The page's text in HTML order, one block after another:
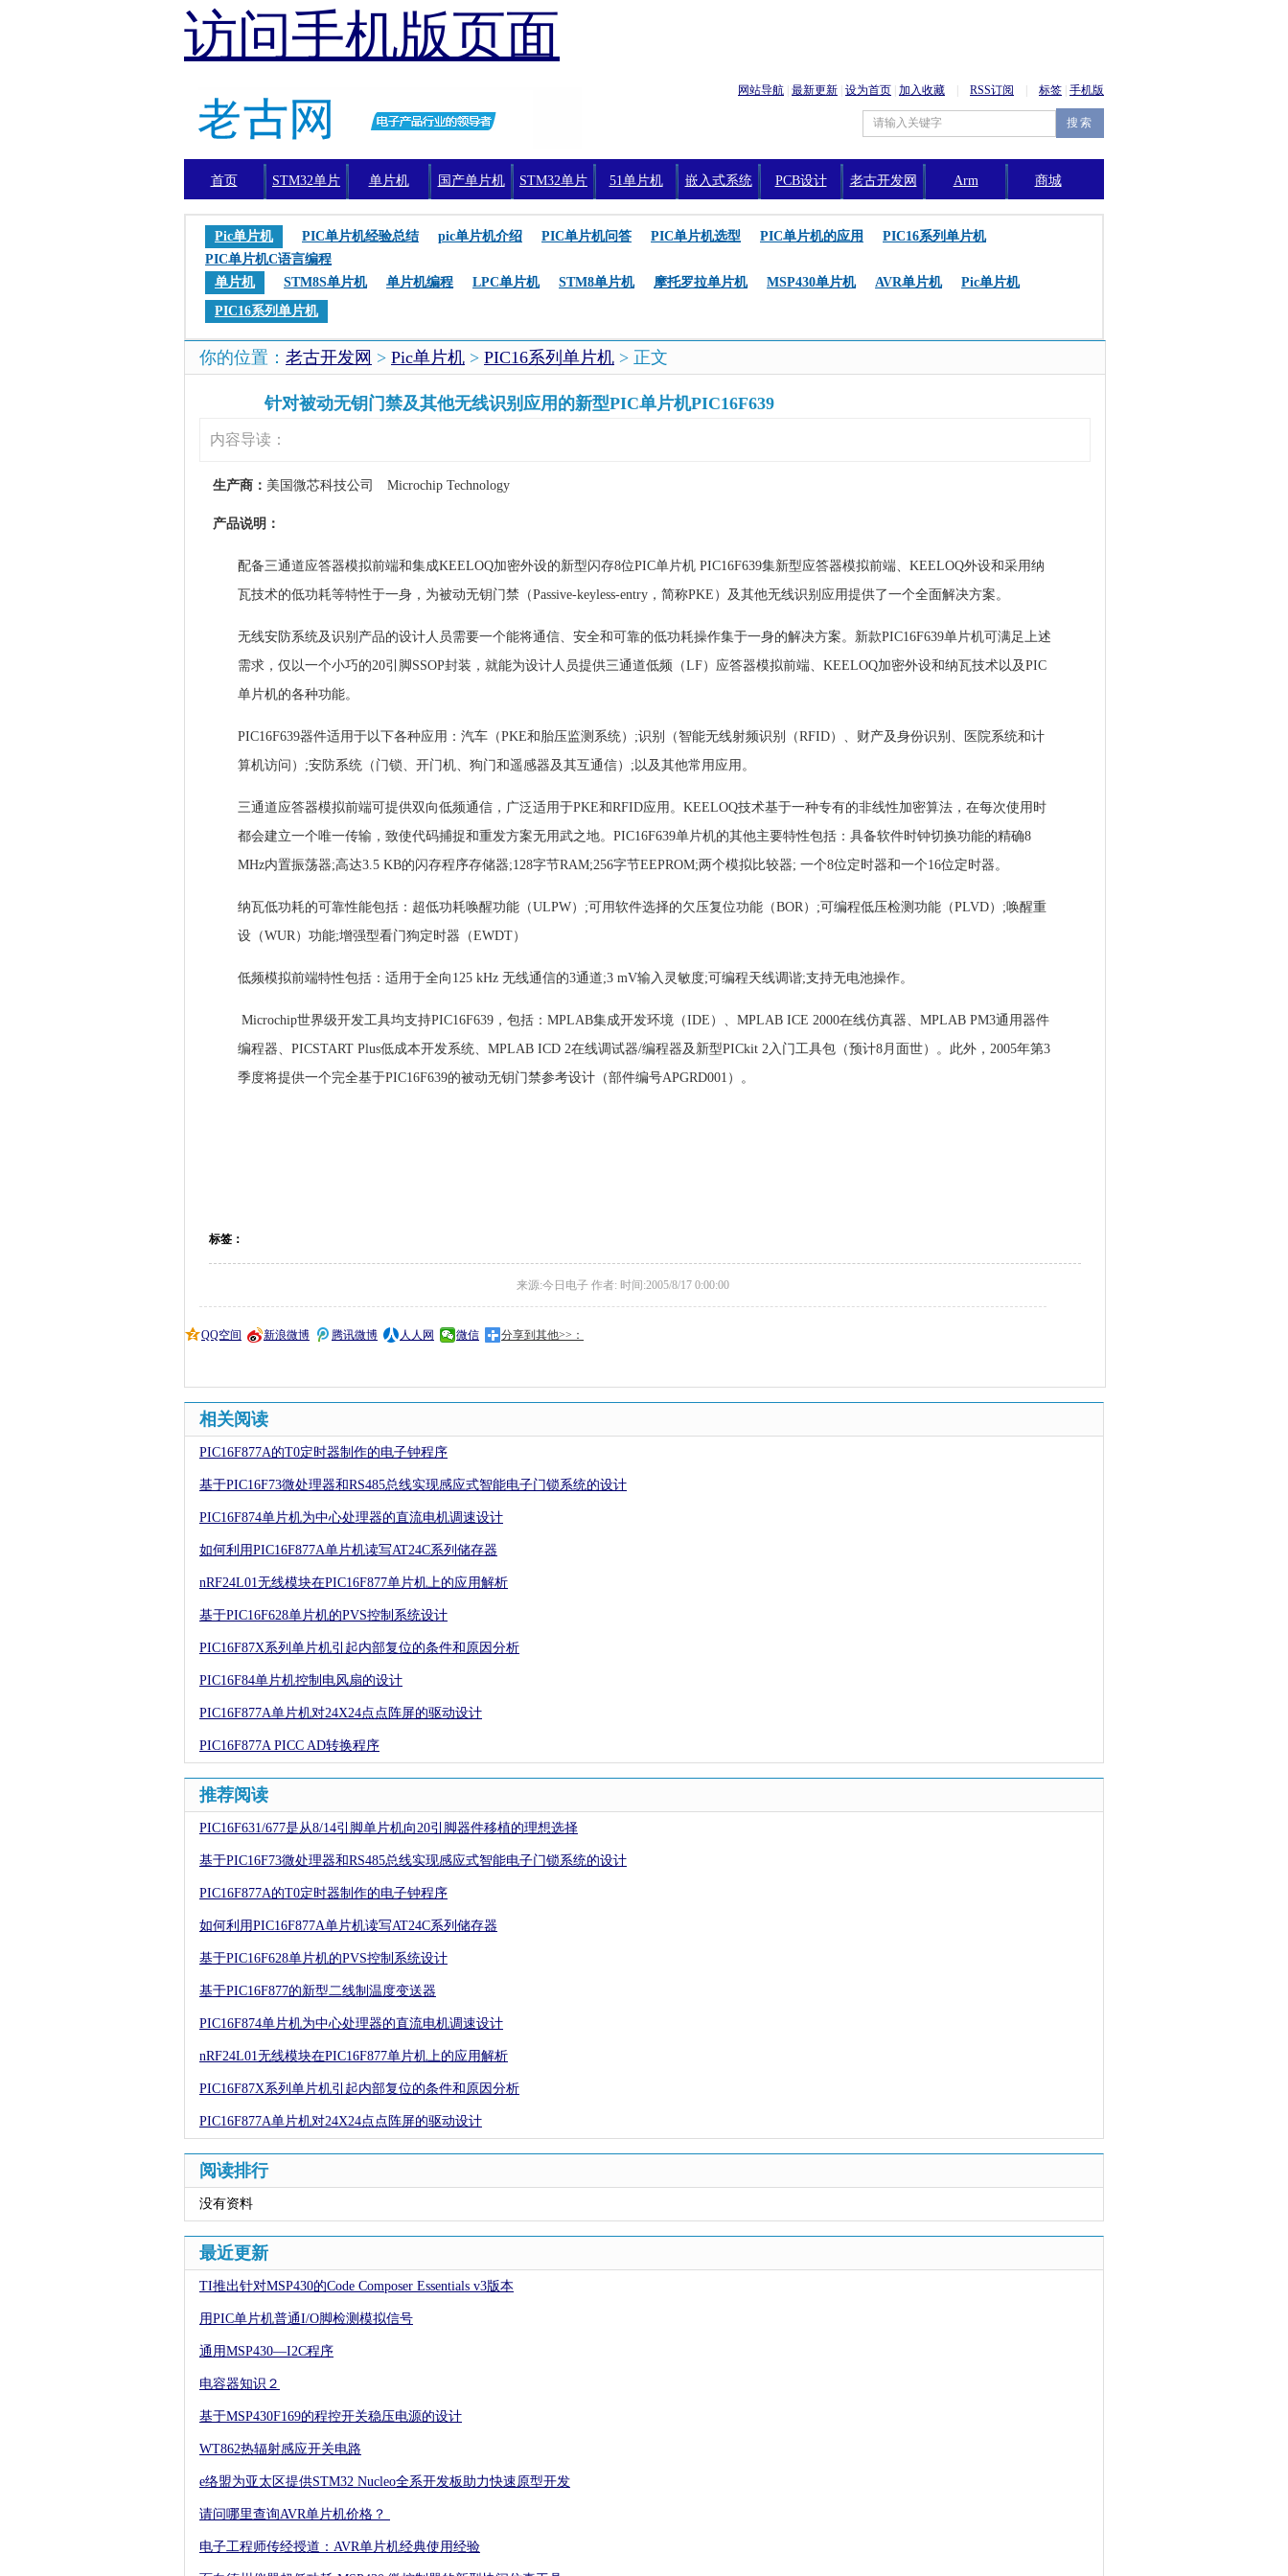
访问手机版页面
网站导航 最新更新 设为首页 加入收藏 RSS订阅 标签 手机版
首页 STM32单片 单片机 国产单片机 STM32单片 51单片机 嵌入式系统 PCB设计 老古开发网 Arm 商城
Pic单片机 PIC单片机经验总结 pic单片机介绍 PIC单片机问答 PIC单片机选型 PIC单片机的应用
PIC16系列单片机
PIC单片机C语言编程
单片机
STM8S单片机 单片机编程 LPC单片机 STM8单片机 摩托罗拉单片机 MSP430单片机 AVR单片机
Pic单片机
PIC16系列单片机
你的位置： 老古开发网 > Pic单片机 > PIC16系列单片机 > 正文
针对被动无钥门禁及其他无线识别应用的新型PIC单片机PIC16F639
内容导读：
生产商： 美国微芯科技公司 Microchip Technology
产品说明：
配备三通道应答器模拟前端和集成KEELOQ加密外设的新型闪存8位PIC单片机 PIC16F639集新型应答器模拟前端、KEELOQ外设和采用纳
瓦技术的低功耗等特性于一身，为被动无钥门禁（Passive-keyless-entry，简称PKE）及其他无线识别应用提供了一个全面解决方案。
无线安防系统及识别产品的设计人员需要一个能将通信、安全和可靠的低功耗操作集于一身的解决方案。新款PIC16F639单片机可满足上述
需求，仅以一个小巧的20引脚SSOP封装，就能为设计人员提供三通道低频（LF）应答器模拟前端、KEELOQ加密外设和纳瓦技术以及PIC
单片机的各种功能。
PIC16F639器件适用于以下各种应用：汽车（PKE和胎压监测系统）;识别（智能无线射频识别（RFID）、财产及身份识别、医院系统和计
算机访问）;安防系统（门锁、开门机、狗门和遥感器及其互通信）;以及其他常用应用。
三通道应答器模拟前端可提供双向低频通信，广泛适用于PKE和RFID应用。KEELOQ技术基于一种专有的非线性加密算法，在每次使用时
都会建立一个唯一传输，致使代码捕捉和重发方案无用武之地。PIC16F639单片机的其他主要特性包括：具备软件时钟切换功能的精确8
MHz内置振荡器;高达3.5 KB的闪存程序存储器;128字节RAM;256字节EEPROM;两个模拟比较器; 一个8位定时器和一个16位定时器。
纳瓦低功耗的可靠性能包括：超低功耗唤醒功能（ULPW）;可用软件选择的欠压复位功能（BOR）;可编程低压检测功能（PLVD）;唤醒重
设（WUR）功能;增强型看门狗定时器（EWDT）
低频模拟前端特性包括：适用于全向125 kHz 无线通信的3通道;3 mV输入灵敏度;可编程天线调谐;支持无电池操作。
Microchip世界级开发工具均支持PIC16F639，包括：MPLAB集成开发环境（IDE）、MPLAB ICE 2000在线仿真器、MPLAB PM3通用器件
编程器、PICSTART Plus低成本开发系统、MPLAB ICD 2在线调试器/编程器及新型PICkit 2入门工具包（预计8月面世）。此外，2005年第3
季度将提供一个完全基于PIC16F639的被动无钥门禁参考设计（部件编号APGRD001）。
标签：
来源:今日电子 作者: 时间:2005/8/17 0:00:00
QQ空间 新浪微博 腾讯微博 人人网 微信 分享到其他>>：
相关阅读
PIC16F877A的T0定时器制作的电子钟程序
基于PIC16F73微处理器和RS485总线实现感应式智能电子门锁系统的设计
PIC16F874单片机为中心处理器的直流电机调速设计
如何利用PIC16F877A单片机读写AT24C系列储存器
nRF24L01无线模块在PIC16F877单片机上的应用解析
基于PIC16F628单片机的PVS控制系统设计
PIC16F87X系列单片机引起内部复位的条件和原因分析
PIC16F84单片机控制电风扇的设计
PIC16F877A单片机对24X24点点阵屏的驱动设计
PIC16F877A PICC AD转换程序
推荐阅读
PIC16F631/677是从8/14引脚单片机向20引脚器件移植的理想选择
基于PIC16F73微处理器和RS485总线实现感应式智能电子门锁系统的设计
PIC16F877A的T0定时器制作的电子钟程序
如何利用PIC16F877A单片机读写AT24C系列储存器
基于PIC16F628单片机的PVS控制系统设计
基于PIC16F877的新型二线制温度变送器
PIC16F874单片机为中心处理器的直流电机调速设计
nRF24L01无线模块在PIC16F877单片机上的应用解析
PIC16F87X系列单片机引起内部复位的条件和原因分析
PIC16F877A单片机对24X24点点阵屏的驱动设计
阅读排行
没有资料
最近更新
TI推出针对MSP430的Code Composer Essentials v3版本
用PIC单片机普通I/O脚检测模拟信号
通用MSP430—I2C程序
电容器知识２
基于MSP430F169的程控开关稳压电源的设计
WT862热辐射感应开关电路
e络盟为亚太区提供STM32 Nucleo全系开发板助力快速原型开发
请问哪里查询AVR单片机价格？
电子工程师传经授道：AVR单片机经典使用经验